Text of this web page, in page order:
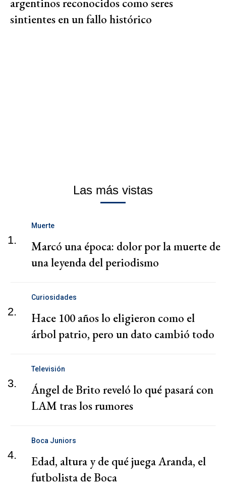
argentinos reconocidos como seres
sintientes en un fallo histórico
Las más vistas
1.
Muerte
Marcó una época: dolor por la muerte de
una leyenda del periodismo
2.
Curiosidades
Hace 100 años lo eligieron como el
árbol patrio, pero un dato cambió todo
3.
Televisión
Ángel de Brito reveló lo qué pasará con
LAM tras los rumores
4.
Boca Juniors
Edad, altura y de qué juega Aranda, el
futbolista de Boca